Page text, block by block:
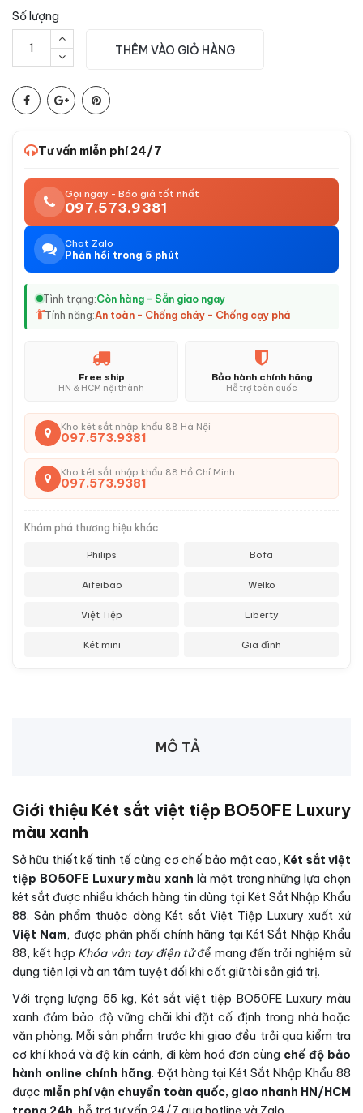
Số lượng
THÊM VÀO GIỎ HÀNG
Tư vấn miễn phí 24/7
Gọi ngay - Báo giá tốt nhất
097.573.9381
Chat Zalo
Phản hồi trong 5 phút
Tình trạng:Còn hàng - Sẵn giao ngay
Tính năng:An toàn - Chống cháy - Chống cạy phá
Free ship
HN & HCM nội thành
Bảo hành chính hãng
Hỗ trợ toàn quốc
Kho két sắt nhập khẩu 88 Hà Nội
097.573.9381
Kho két sắt nhập khẩu 88 Hồ Chí Minh
097.573.9381
Khám phá thương hiệu khác
Philips Bofa
Aifeibao Welko
Việt Tiệp Liberty
Két mini Gia đình
MÔ TẢ
Giới thiệu Két sắt việt tiệp BO50FE Luxury
màu xanh
Sở hữu thiết kế tinh tế cùng cơ chế bảo mật cao, Két sắt việt
tiệp BO50FE Luxury màu xanh là một trong những lựa chọn
két sắt được nhiều khách hàng tin dùng tại Két Sắt Nhập Khẩu
88. Sản phẩm thuộc dòng Két sắt Việt Tiệp Luxury xuất xứ
Việt Nam, được phân phối chính hãng tại Két Sắt Nhập Khẩu
88, kết hợp Khóa vân tay điện tửđể mang đến trải nghiệm sử
dụng tiện lợi và an tâm tuyệt đối khi cất giữ tài sản giá trị.
Với trọng lượng 55 kg, Két sắt việt tiệp BO50FE Luxury màu
xanh đảm bảo độ vững chãi khi đặt cố định trong nhà hoặc
văn phòng. Mỗi sản phẩm trước khi giao đều trải qua kiểm tra
cơ khí khoá và độ kín cánh, đi kèm hoá đơn cùng chế độ bảo
hành online chính hãng. Đặt hàng tại Két Sắt Nhập Khẩu 88
được miễn phí vận chuyển toàn quốc, giao nhanh HN/HCM